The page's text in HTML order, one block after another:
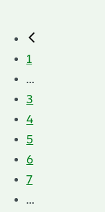
1
...
3
4
5
6
7
...